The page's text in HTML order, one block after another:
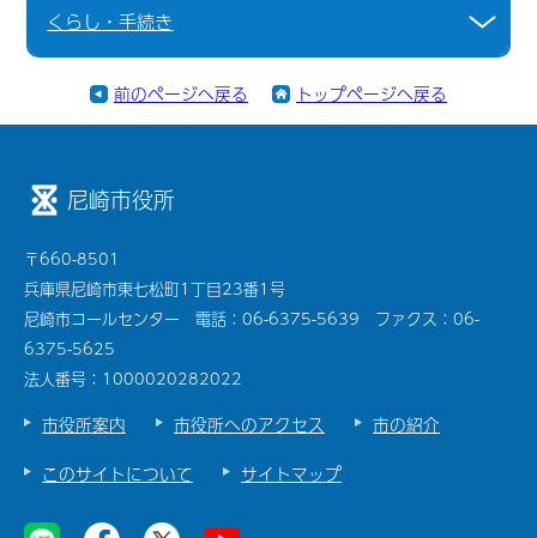
くらし・手続き
前のページへ戻る トップページへ戻る
尼崎市役所
〒660-8501
兵庫県尼崎市東七松町1丁目23番1号
尼崎市コールセンター 電話：06-6375-5639 ファクス：06-
6375-5625
法人番号：1000020282022
市役所案内 市役所へのアクセス
市の紹介
このサイトについて
サイトマップ